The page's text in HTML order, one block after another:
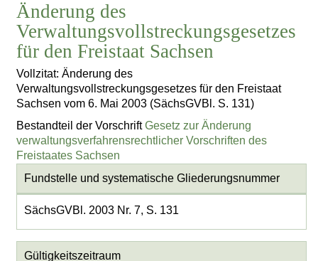
Änderung des
Verwaltungsvollstreckungsgesetzes
für den Freistaat Sachsen
Vollzitat: Änderung des
Verwaltungsvollstreckungsgesetzes für den Freistaat
Sachsen vom 6. Mai 2003 (SächsGVBl. S. 131)
Bestandteil der VorschriftGesetz zur Änderung
verwaltungsverfahrensrechtlicher Vorschriften des
Freistaates Sachsen
Fundstelle und systematische Gliederungsnummer
SächsGVBl. 2003 Nr. 7, S. 131
Gültigkeitszeitraum